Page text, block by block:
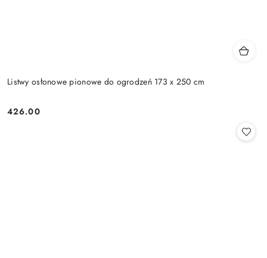
Listwy osłonowe pionowe do ogrodzeń 173 x 250 cm
Cena:
426.00